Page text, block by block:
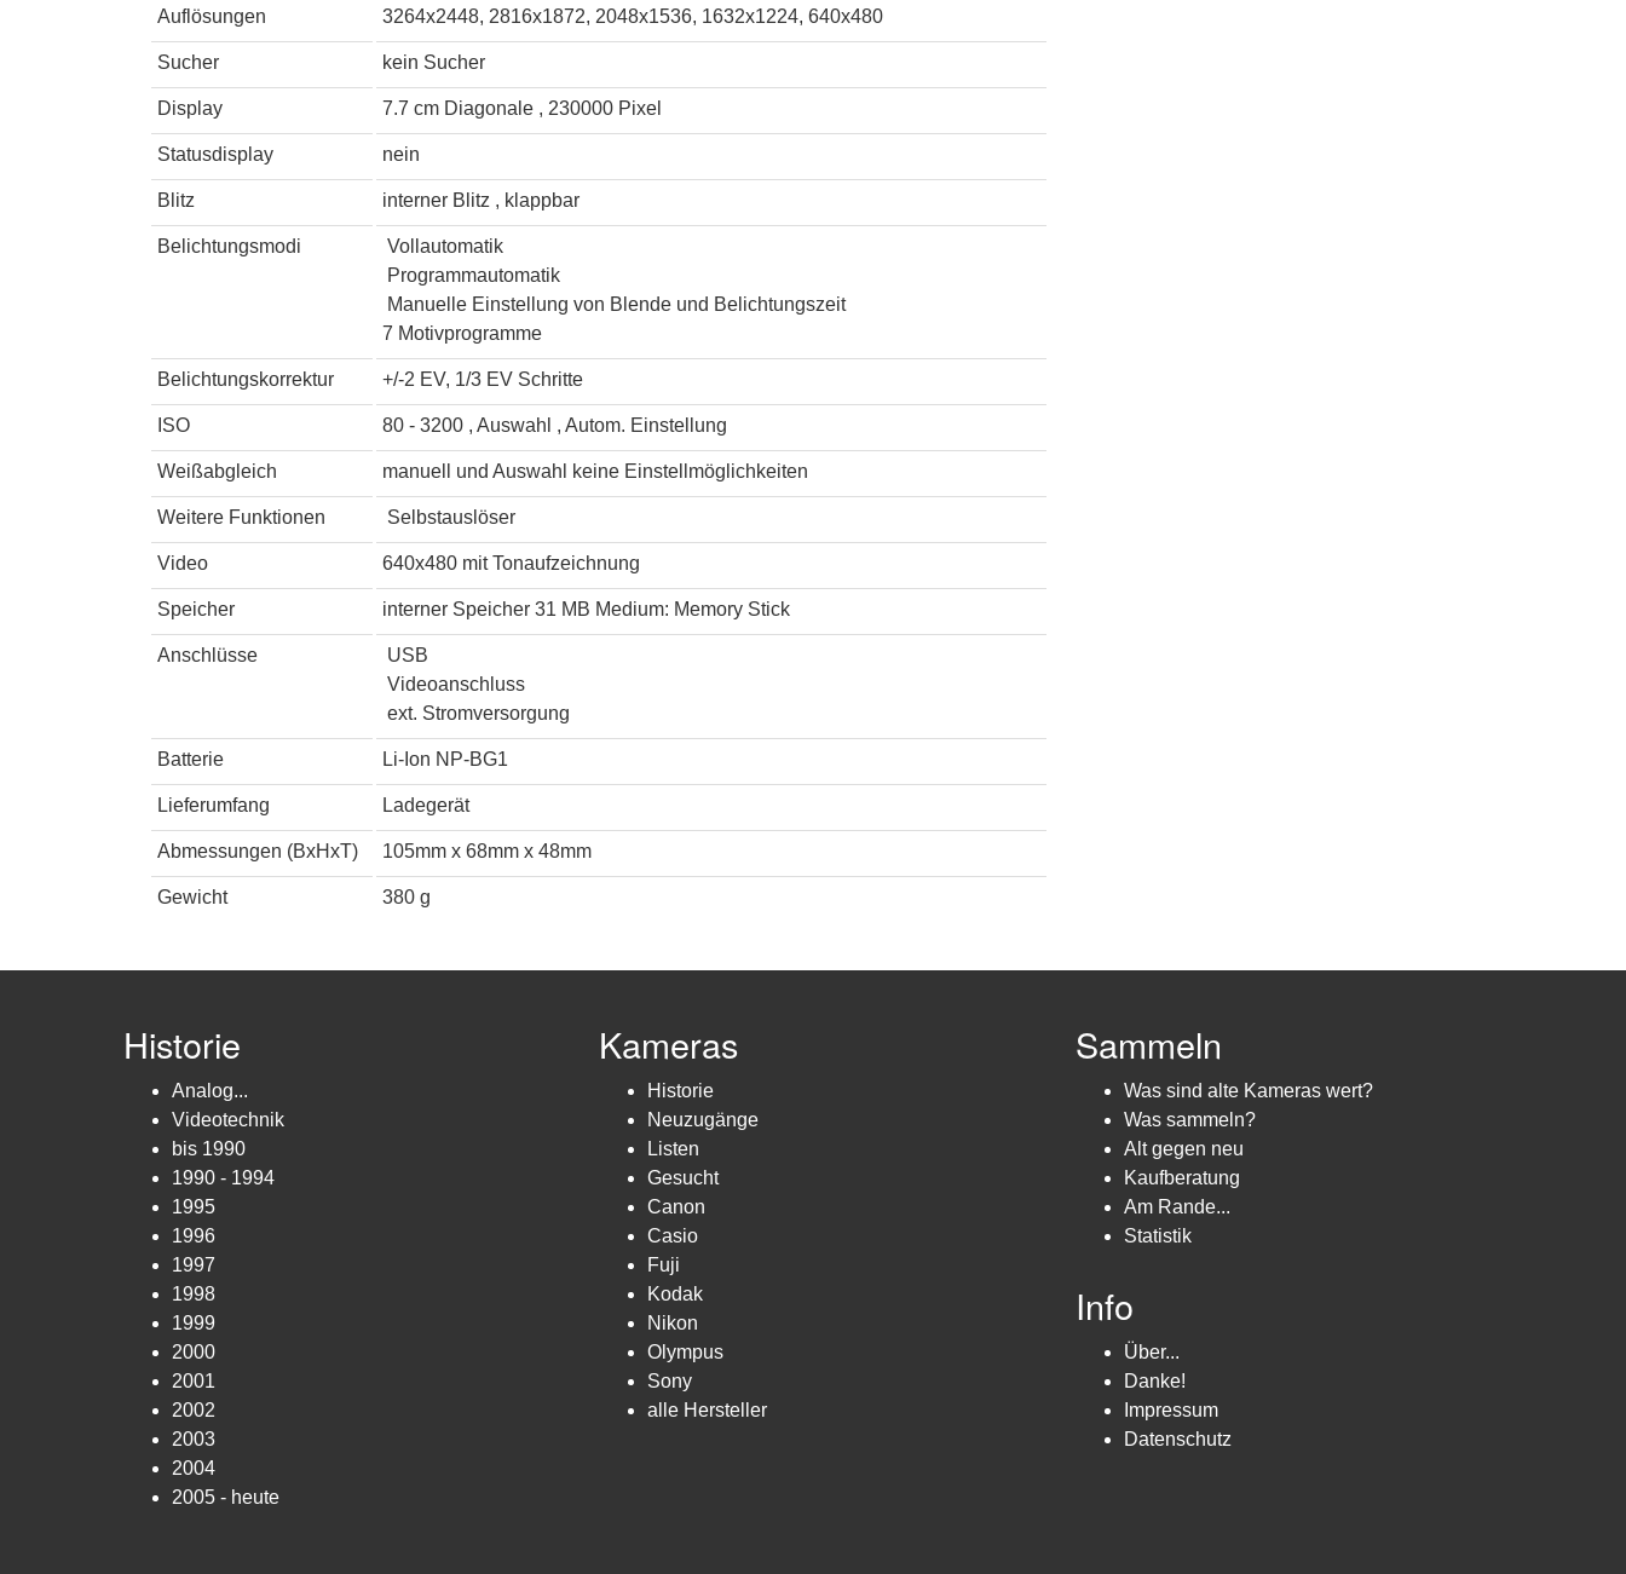
Auflösungen 3264x2448, 2816x1872, 2048x1536, 1632x1224, 640x480
Sucher kein Sucher
Display 7.7 cm Diagonale , 230000 Pixel
Statusdisplay nein
Blitz interner Blitz , klappbar
Belichtungsmodi
Vollautomatik
Programmautomatik
Manuelle Einstellung von Blende und Belichtungszeit
7 Motivprogramme
Belichtungskorrektur +/-2 EV, 1/3 EV Schritte
ISO 80 - 3200 , Auswahl , Autom. Einstellung
Weißabgleich manuell und Auswahl keine Einstellmöglichkeiten
Weitere Funktionen Selbstauslöser
Video 640x480 mit Tonaufzeichnung
Speicher interner Speicher 31 MB Medium: Memory Stick
Anschlüsse
USB
Videoanschluss
ext. Stromversorgung
Batterie Li-Ion NP-BG1
Lieferumfang Ladegerät
Abmessungen (BxHxT) 105mm x 68mm x 48mm
Gewicht 380 g
Historie
Analog...
Videotechnik
bis 1990
1990 - 1994
1995
1996
1997
1998
1999
2000
2001
2002
2003
2004
2005 - heute
Kameras
Historie
Neuzugänge
Listen
Gesucht
Canon
Casio
Fuji
Kodak
Nikon
Olympus
Sony
alle Hersteller
Sammeln
Was sind alte Kameras wert?
Was sammeln?
Alt gegen neu
Kaufberatung
Am Rande...
Statistik
Info
Über...
Danke!
Impressum
Datenschutz